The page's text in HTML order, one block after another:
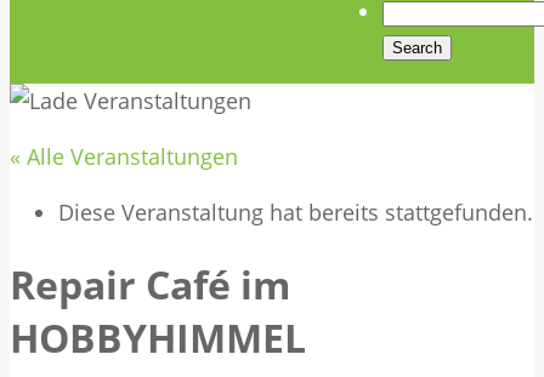
« Alle Veranstaltungen
Diese Veranstaltung hat bereits stattgefunden.
Repair Café im
HOBBYHIMMEL